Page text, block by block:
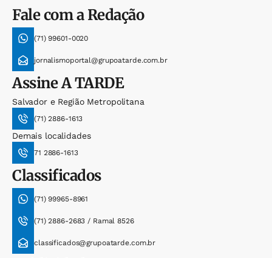
Fale com a Redação
(71) 99601-0020
jornalismoportal@grupoatarde.com.br
AssineA TARDE
Salvador e Região Metropolitana
(71) 2886-1613
Demais localidades
71 2886-1613
Classificados
(71) 99965-8961
(71) 2886-2683 / Ramal 8526
classificados@grupoatarde.com.br